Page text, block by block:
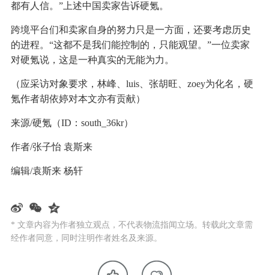
都有人信。”上述中国卖家告诉硬氪。
跨境平台们和卖家自身的努力只是一方面，还要考虑历史
的进程。“这都不是我们能控制的，只能观望。”一位卖家
对硬氪说，这是一种真实的无能为力。
（应采访对象要求，林峰、luis、张胡旺、zoey为化名，硬
氪作者胡依婷对本文亦有贡献）
来源/硬氪（ID：south_36kr）
作者/张子怡 袁斯来
编辑/袁斯来 杨轩
* 文章内容为作者独立观点，不代表物流指闻立场。转载此文章需
经作者同意，同时注明作者姓名及来源。